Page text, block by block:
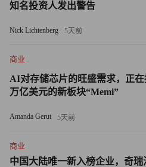
府机构使用星链一事发出警告。
该委员会代理首席民主党议员斯
举报者已向委员会分享了令人
正在进行多项调查。安装星链
给黑客、敌对国家或其他企图
家安全。”
知名投资人发出警告
Nick Lichtenberg 5天前
商业
AI对存储芯片的旺盛需求，正在
万亿美元的新板块“Memi”
Amanda Gerut 5天前
商业
中国大陆唯一新入榜企业，奇瑞